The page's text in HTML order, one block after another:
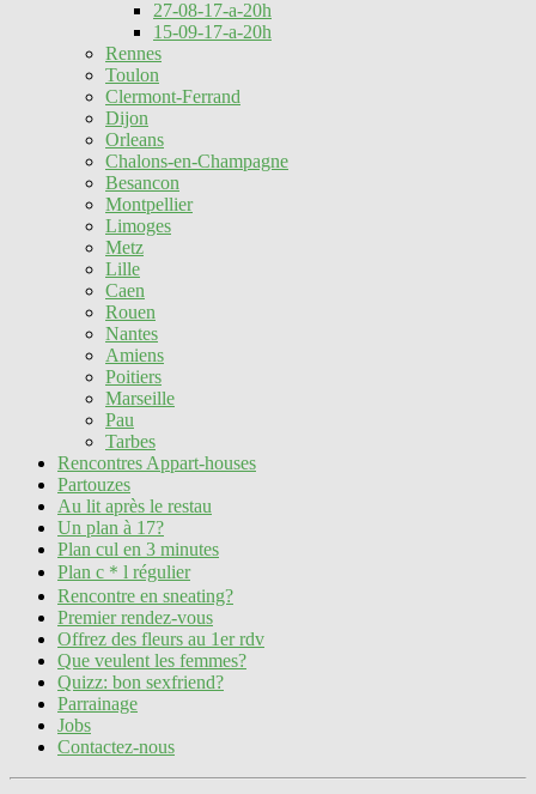
27-08-17-a-20h
15-09-17-a-20h
Rennes
Toulon
Clermont-Ferrand
Dijon
Orleans
Chalons-en-Champagne
Besancon
Montpellier
Limoges
Metz
Lille
Caen
Rouen
Nantes
Amiens
Poitiers
Marseille
Pau
Tarbes
Rencontres Appart-houses
Partouzes
Au lit après le restau
Un plan à 17?
Plan cul en 3 minutes
Plan c＊l régulier
Rencontre en sneating?
Premier rendez-vous
Offrez des fleurs au 1er rdv
Que veulent les femmes?
Quizz: bon sexfriend?
Parrainage
Jobs
Contactez-nous